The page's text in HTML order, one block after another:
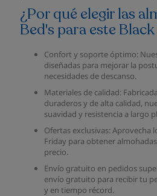
¿Por qué elegir las
Bed's para este
Confort y soporte óptimo:
diseñadas para mejorar la
necesidades de descanso.
Materiales de calidad:
duraderos y de alta calidad,
suavidad y resistencia a largo
Ofertas exclusivas: Aprovecha
Friday para obtener
precio.
Envío gratuito en pedidos
envío gratuito para recibir tu
y en tiempo récord.